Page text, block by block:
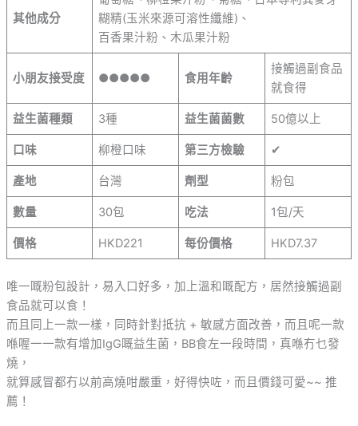
其他成分
糊精(玉米來源可溶性纖維)、
百香果汁粉、木瓜果汁粉
小朋友接受度 ●●●●● 食用年齡
接觸過副食品
就食得
益生菌種類 3種 益生菌菌數 50億以上
口味 柳橙口味 第三方檢驗 ✔
產地 台灣 劑型 粉包
數量 30包 吃法 1包/天
價格 HKD221 每份價格 HKD7.37
唯一嘅粉包設計，易入口好多，加上溫和嘅配方，居然接觸過副
食品就可以食！
而且同上一款一樣，同時針對抵抗 + 敏感方面改善，而且呢一款
喺喔一一款有增加IgG嘅益生菌，BB食左一段時間，真喺冇乜發
燒，
就算感冒都冇以前高燒咁嚴重，好得快咗，而且價錢可愛~~ 推
薦！